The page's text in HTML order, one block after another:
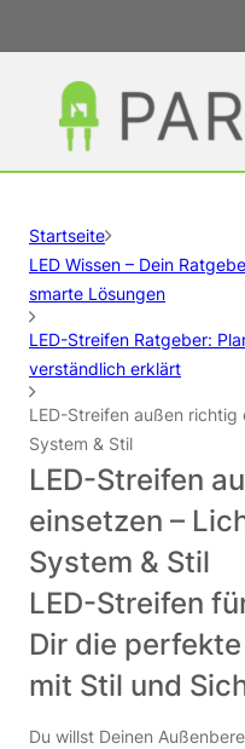
Startseite
LED Wissen – Dein
smarte Lösungen
LED-Streifen Ratgeber:
verständlich erklärt
LED-Streifen außen
System & Stil
LED-Streifen
einsetzen –
System & Stil
LED-Streifen
Dir die
mit Stil und
Du willst Deinen